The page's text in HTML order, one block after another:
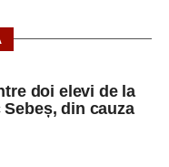
doi elevi de la
din cauza